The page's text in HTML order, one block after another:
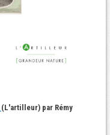
(L'artilleur) par Rémy